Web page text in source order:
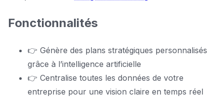
Fonctionnalités
👉 Génère des plans stratégiques personnalisés
grâce à l’intelligence artificielle
👉 Centralise toutes les données de votre
entreprise pour une vision claire en temps réel